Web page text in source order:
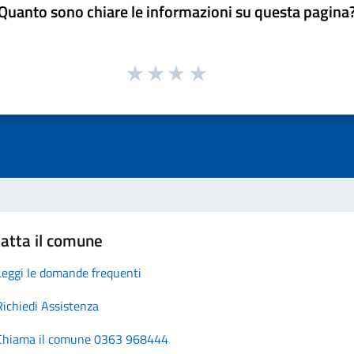
sono chiare le informazioni su questa
il comune
le domande frequenti
Assistenza
il comune 0363 968444